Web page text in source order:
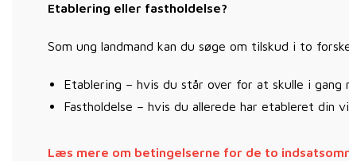
Etablering eller fastholdelse?
Som ung landmand kan du søge om tilskud i to
Etablering – hvis du står over for at skulle i gang
Fastholdelse – hvis du allerede har etableret din
Læs mere om betingelserne for de to